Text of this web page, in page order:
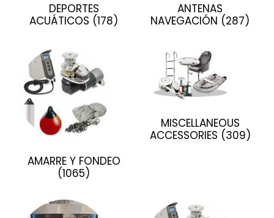
DEPORTES
ACUÁTICOS (178)
ANTENAS
NAVEGACIÓN (287)
AMARRE Y FONDEO
(1065)
MISCELLANEOUS
ACCESSORIES (309)